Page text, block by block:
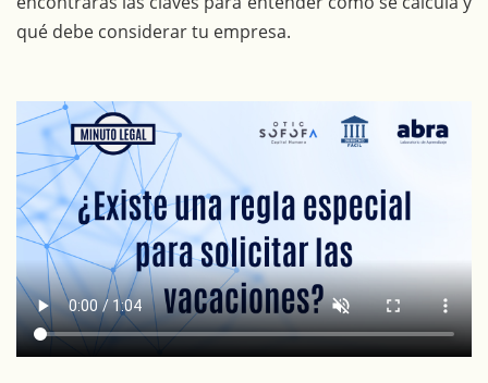
qué debe considerar tu empresa.